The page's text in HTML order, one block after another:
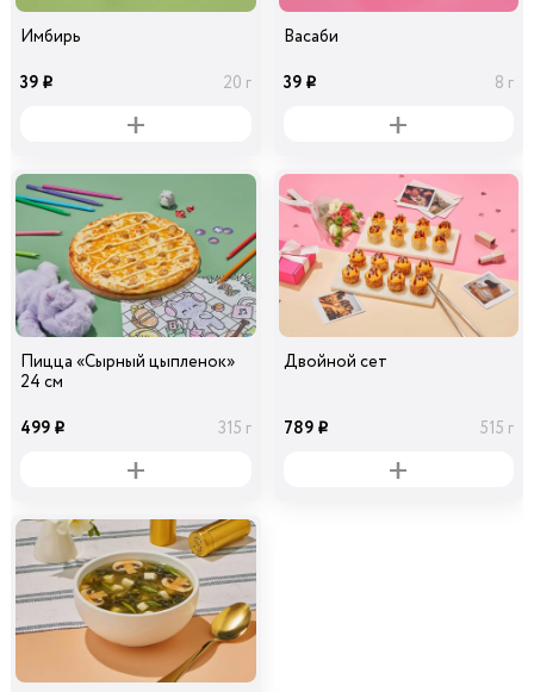
Имбирь
39 i 20 г
Васаби
39 i 8 г
Пицца «Сырный цыпленок»
24 см
499 i 315 г
Двойной сет
789 i 515 г